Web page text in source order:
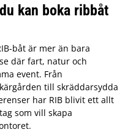
kan boka ribbåt
båt är mer än bara
där fart, natur och
event. Från
till skräddarsydda
har RIB blivit ett allt
som vill skapa